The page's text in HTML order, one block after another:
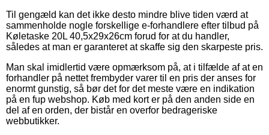
Til gengæld kan det ikke desto mindre blive tiden værd at
sammenholde nogle forskellige e-forhandlere efter tilbud på
Køletaske 20L 40,5x29x26cm forud for at du handler,
således at man er garanteret at skaffe sig den skarpeste pris.
Man skal imidlertid være opmærksom på, at i tilfælde af at en
forhandler på nettet frembyder varer til en pris der anses for
enormt gunstig, så bør det for det meste være en indikation
på en fup webshop. Køb med kort er på den anden side en
del af en orden, der bistår en overfor bedrageriske
webbutikker.